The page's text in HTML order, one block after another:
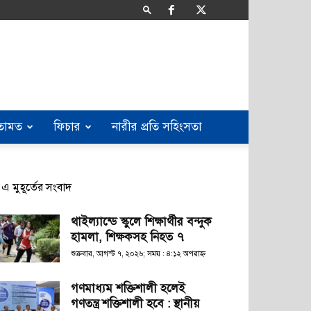
ফিচার নারীর প্রতি সহিংসতা
এ মুহূর্তের সংবাদ
থাইল্যান্ডে স্কুলে শিক্ষার্থীর বন্দুক
হামলা, শিক্ষকসহ নিহত ৭
শুক্রবার, আগস্ট ৭, ২০২৬; সময় : ৪:১২ অপরাহ্ণ
গণমাধ্যম শক্তিশালী হলেই
গণতন্ত্র শক্তিশালী হবে : স্থানীয়